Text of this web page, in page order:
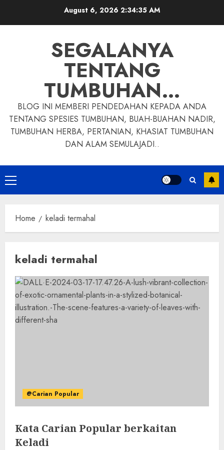
August 6, 2026 2:34:36 AM
SEGALANYA
TENTANG
TUMBUHAN…
BLOG INI MEMBERI PENDEDAHAN KEPADA ANDA
TENTANG SPESIES TUMBUHAN, BUAH-BUAHAN NADIR,
TUMBUHAN HERBA, PERTANIAN, KHASIAT TUMBUHAN
DAN ALAM SEMULAJADI..
Primary
Menu
Home keladi termahal
keladi termahal
@Carian Popular
Kata Carian Popular berkaitan
Keladi